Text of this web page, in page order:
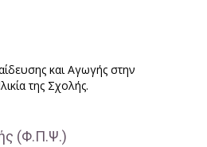
και Αγωγής στην
της Σχολής.
(Φ.Π.Ψ.)